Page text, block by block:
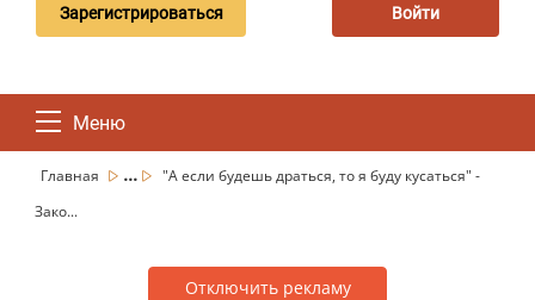
Зарегистрироваться Войти
Меню
Главная ...
"А если будешь драться, то я буду кусаться" -
Зако...
Отключить рекламу